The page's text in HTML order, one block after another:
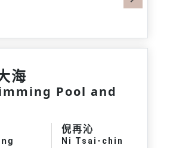
海
Pool and
倪再沁
Ni Tsai-chin